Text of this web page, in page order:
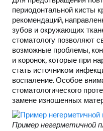
периодонтальной кисты
рекомендаций,
зубов и окружающих
стоматологу позволяют
возможные проблемы,
и коронок, которые при
стать источником
воспаление. Особое
стоматологического
замене изношенных
Пример негерметичной